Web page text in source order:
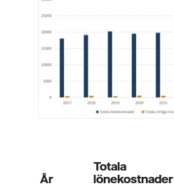
År
Totala
lönekostnader